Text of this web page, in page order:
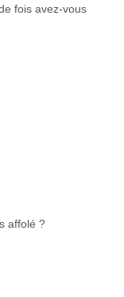
fois avez-vous
affolé ?